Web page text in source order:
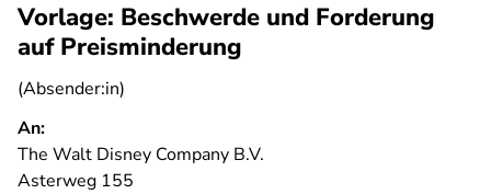
Vorlage: Beschwerde und Forderung
auf Preisminderung
(Absender:in)
An:
The Walt Disney Company B.V.
Asterweg 155